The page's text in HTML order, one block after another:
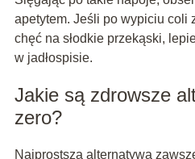
apetytem. Jeśli po wypiciu coli
chęć na słodkie przekąski,
w jadłospisie.
Jakie są zdrowsze
zero?
Najprostszą alternatywą